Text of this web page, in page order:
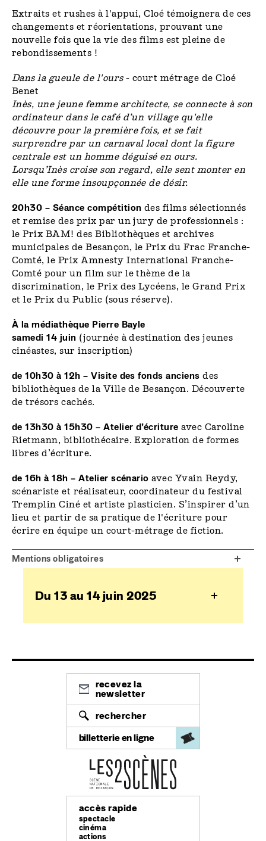
Extraits et rushes à l'appui, Cloé témoignera de ces
changements et réorientations, prouvant une
nouvelle fois que la vie des films est pleine de
rebondissements !
Dans la gueule de l'ours- court métrage de Cloé
Benet
Inès, une jeune femme architecte, se connecte à son
ordinateur dans le café d’un village qu'elle
découvre pour la première fois, et se fait
surprendre par un carnaval local dont la figure
centrale est un homme déguisé en ours.
Lorsqu’Inès croise son regard, elle sent monter en
elle une forme insoupçonnée de désir.
20h30 – Séance compétition des films sélectionnés
et remise des prix par un jury de professionnels :
le Prix BAM! des Bibliothèques et archives
municipales de Besançon, le Prix du Frac Franche-
Comté, le Prix Amnesty International Franche-
Comté pour un film sur le thème de la
discrimination, le Prix des Lycéens, le Grand Prix
et le Prix du Public (sous réserve).
À la médiathèque Pierre Bayle
samedi 14 juin (journée à destination des jeunes
cinéastes, sur inscription)
de 10h30 à 12h – Visite des fonds anciens des
bibliothèques de la Ville de Besançon. Découverte
de trésors cachés.
de 13h30 à 15h30 – Atelier d’écriture avec Caroline
Rietmann, bibliothécaire. Exploration de formes
libres d’écriture.
de 16h à 18h – Atelier scénario avec Yvain Reydy,
scénariste et réalisateur, coordinateur du festival
Tremplin Ciné et artiste plasticien. S’inspirer d’un
lieu et partir de sa pratique de l'écriture pour
écrire en équipe un court-métrage de fiction.
Mentions obligatoires
Du 13 au 14 juin 2025
recevez la
newsletter
rechercher
billetterie en ligne
accès rapide
spectacle
cinéma
actions